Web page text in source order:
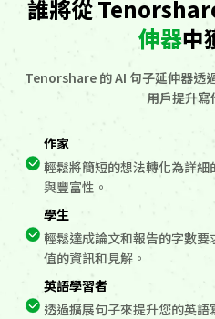
誰將從
伸器中
Tenorshare 的 AI 句子延伸器透
用戶提升寫
作家
輕鬆將簡短的想法轉化為詳
與豐富性。
學生
輕鬆達成論文和報告的字數
值的資訊和見解。
英語學習者
透過擴展句子來提升您的英